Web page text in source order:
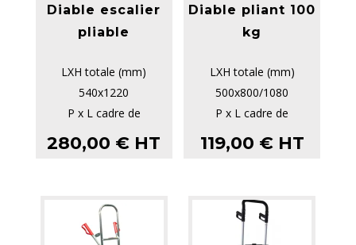
Diable escalier
pliable
LXH totale (mm)
540x1220
P x L cadre de
(mm) 160/520
280,00 € HT
Diable pliant 100
kg
LXH totale (mm)
500x800/1080
P x L cadre de
(mm) 280
119,00 € HT